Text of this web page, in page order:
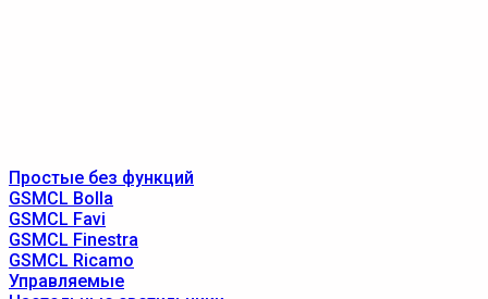
Простые без функций
GSMCL Bolla
GSMCL Favi
GSMCL Finestra
GSMCL Ricamo
Управляемые